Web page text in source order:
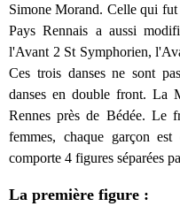
Simone Morand. Celle qui
Pays Rennais a aussi
l'Avant 2 St Symphorien,
Ces trois danses ne sont
danses en double front. La
Rennes près de Bédée. Le
femmes, chaque garçon
comporte 4 figures séparées
La première figure :